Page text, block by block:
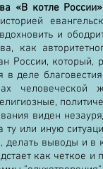
«В котле
и
как
России, который,
в деле
человеческой
виден
ту или иную
делать выводы и в
как четкое и